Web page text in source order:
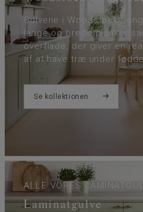
Gulvene i Woodstock
lange og brede planker
overflade, der giver en
af at have træ under
Se kollektionen
ALLE VORES
Laminatgulve